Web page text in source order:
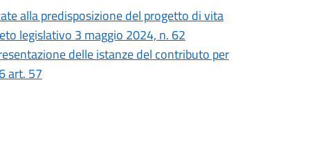
alla predisposizione del progetto di vita
legislativo 3 maggio 2024, n. 62
delle istanze del contributo per
art. 57